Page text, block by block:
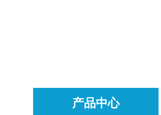
产品中心